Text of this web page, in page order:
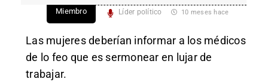
Miembro Líder político 10 meses hace
Las mujeres deberían informar a los médicos
de lo feo que es sermonear en lujar de
trabajar.